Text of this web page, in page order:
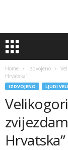
Home Izdvojeno
Hrvatska”
IZDVOJENO LJUDI
Hrvatska”